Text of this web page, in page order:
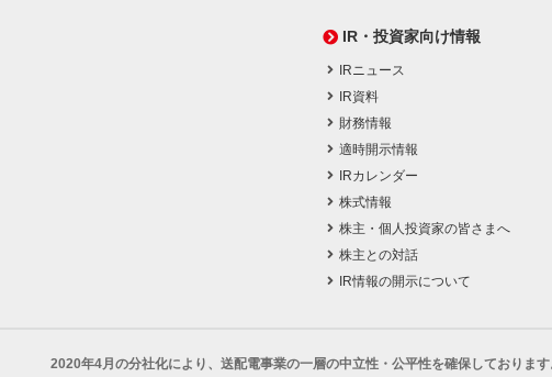
IR・投資家向け情報
IRニュース
IR資料
財務情報
適時開示情報
IRカレンダー
株式情報
株主・個人投資家の皆さまへ
株主との対話
IR情報の開示について
2020年4月の分社化により、 送配電事業の一層の中立性・公平性を確保しております